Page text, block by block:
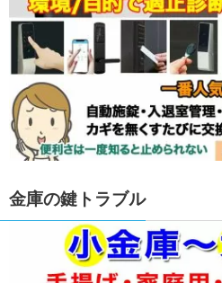
金庫の鍵トラブル